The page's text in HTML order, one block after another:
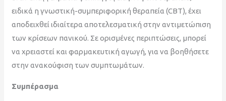
ειδικά η γνωστική-συμπεριφορική θεραπεία (CBT), έχει
αποδειχθεί ιδιαίτερα αποτελεσματική στην αντιμετώπιση
των κρίσεων πανικού. Σε ορισμένες περιπτώσεις, μπορεί
να χρειαστεί και φαρμακευτική αγωγή, για να βοηθήσετε
στην ανακούφιση των συμπτωμάτων.
Συμπέρασμα